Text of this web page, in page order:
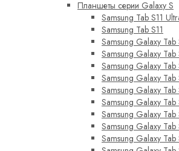
Планшеты серии Galaxy S
Samsung Tab S11
Samsung Tab S11
Samsung Galaxy Tab
Samsung Galaxy Tab
Samsung Galaxy Tab
Samsung Galaxy Tab
Samsung Galaxy
Samsung Galaxy
Samsung Galaxy Tab
Samsung Galaxy Tab
Samsung Galaxy Tab